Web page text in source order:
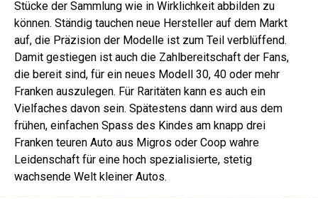
Stücke der Sammlung wie in Wirklichkeit abbilden zu
können. Ständig tauchen neue Hersteller auf dem Markt
auf, die Präzision der Modelle ist zum Teil verblüffend.
Damit gestiegen ist auch die Zahlbereitschaft der Fans,
die bereit sind, für ein neues Modell 30, 40 oder mehr
Franken auszulegen. Für Raritäten kann es auch ein
Vielfaches davon sein. Spätestens dann wird aus dem
frühen, einfachen Spass des Kindes am knapp drei
Franken teuren Auto aus Migros oder Coop wahre
Leidenschaft für ­eine hoch spezialisierte, stetig
wachsende Welt kleiner Autos.